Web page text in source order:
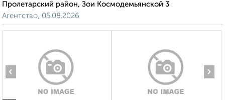
Пролетарский район, Зои Космодемьянской 3
Агентство, 05.08.2026
‹ ›